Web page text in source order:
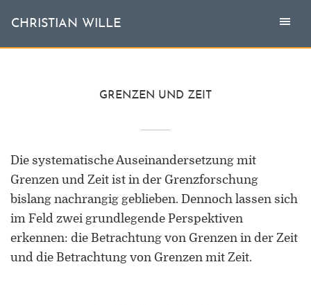
CHRISTIAN WILLE
Toggle
Aktuell
Themen
L'invité
Publikationen
Vita
CHRISTIAN WILLE
GRENZEN UND ZEIT
Die systematische Auseinandersetzung mit
Grenzen und Zeit ist in der Grenzforschung
bislang nachrangig geblieben. Dennoch lassen sich
im Feld zwei grundlegende Perspektiven
erkennen: die Betrachtung von Grenzen in der Zeit
und die Betrachtung von Grenzen mit Zeit.